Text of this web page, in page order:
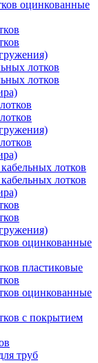
оцинкованные
лотков
лотков
лотков
лотков
оцинкованные
пластиковые
оцинкованные
с покрытием
труб